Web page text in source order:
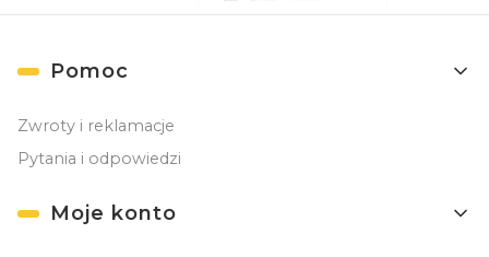
Linki w stopce
Pomoc
Zwroty i reklamacje
Pytania i odpowiedzi
Moje konto